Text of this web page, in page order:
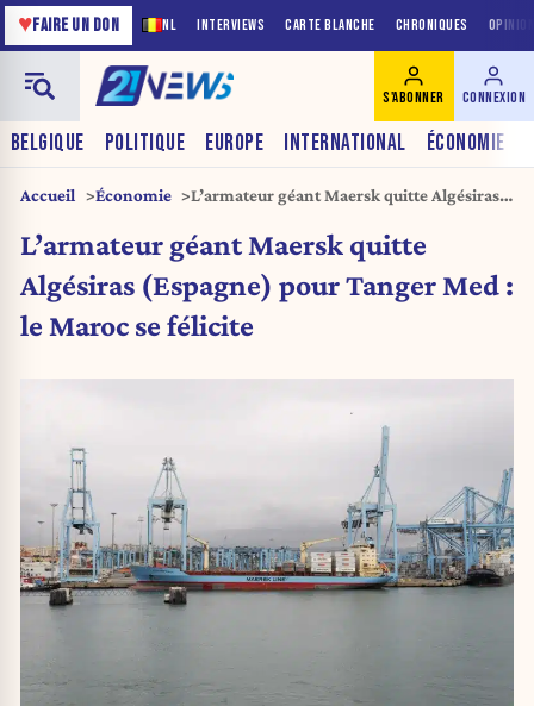
NL INTERVIEWS CARTE BLANCHE CHRONIQUES
♥FAIRE UN DON
BELGIQUE POLITIQUE EUROPE INTERNATIONAL ÉCONOMIE
S'ABONNER CONNEXION
Accueil Économie
L’armateur géant Maersk quitte Algésiras
félicite
L’armateur géant Maersk quitte
Algésiras (Espagne) pour Tanger Med :
le Maroc se félicite